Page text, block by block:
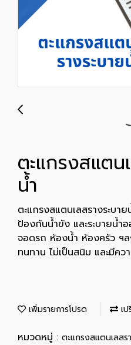
ตะแกรงสแตน
น้ำ
ตะแกรงสแตนเลสรางระบา
ป้องกันน้ำขัง และระบายน้ำ
จอดรถ ห้องน้ำ ห้องครัว ฯ
ทนทาน ไม่เป็นสนิม และมีคว
เพิ่มรายการโปรด เ
หมวดหมู่ : ตะแกรงสแตนเลสร